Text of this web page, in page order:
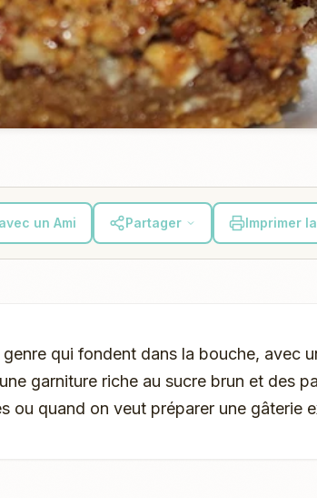
un Ami Partager Imprimer
qui fondent dans la bouche, avec
garniture riche au sucre brun et des
ou quand on veut préparer une gâterie